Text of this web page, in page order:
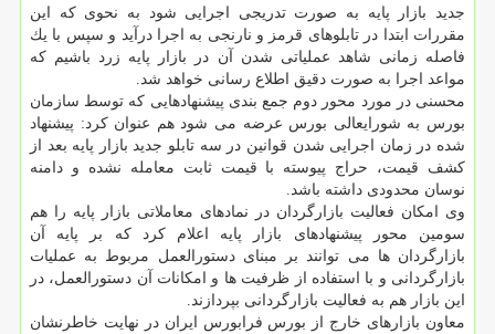
جدید بازار پایه به صورت ‏تدریجی اجرایی شود به نحوی كه این
مقررات ابتدا در ‏تابلوهای قرمز و نارنجی به اجرا درآید و سپس با یك
فاصله زمانی شاهد ‏عملیاتی شدن آن در بازار پایه زرد ‏باشیم كه
مواعد اجرا به صورت دقیق اطلاع رسانی خواهد شد.‏
محسنی در مورد محور دوم جمع بندی پیشنهادهایی كه توسط سازمان
بورس به شورایعالی بورس عرضه می شود هم عنوان ‏كرد: پیشنهاد
‏شده در زمان اجرایی شدن قوانین در سه تابلو جدید بازار پایه بعد از
كشف قیمت، حراج پیوسته با قیمت ثابت معامله نشده و دامنه
نوسان محدودی داشته باشد.
وی امكان فعالیت بازارگردان در نمادهای معاملاتی بازار پایه را هم
سومین محور پیشنهادهای بازار پایه اعلام ‏كرد كه بر پایه آن
‏بازارگردان ها می توانند بر مبنای دستورالعمل مربوط به عملیات
بازارگردانی و با استفاده از ظرفیت ها و امكانات آن دستورالعمل، در
‏این بازار هم به فعالیت بازارگردانی بپردازند.‏
معاون بازارهای خارج از بورس فرابورس ایران در نهایت خاطرنشان